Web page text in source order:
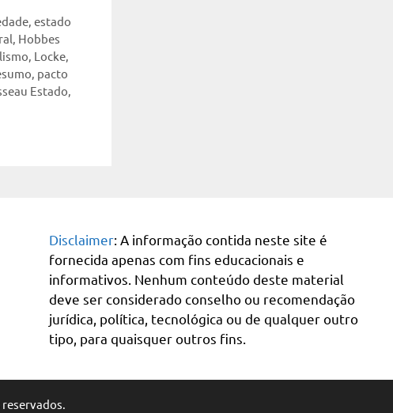
,estado
, Hobbes
, Locke,
, pacto
Estado,
Disclaimer: A informação contida neste site é
fornecida apenas com fins educacionais e
informativos. Nenhum conteúdo deste material
deve ser considerado conselho ou recomendação
jurídica, política, tecnológica ou de qualquer outro
tipo, para quaisquer outros fins.